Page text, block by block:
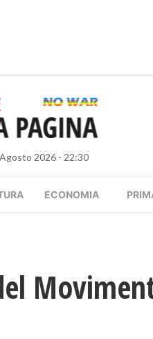
2026 - 22:30
ECONOMIA